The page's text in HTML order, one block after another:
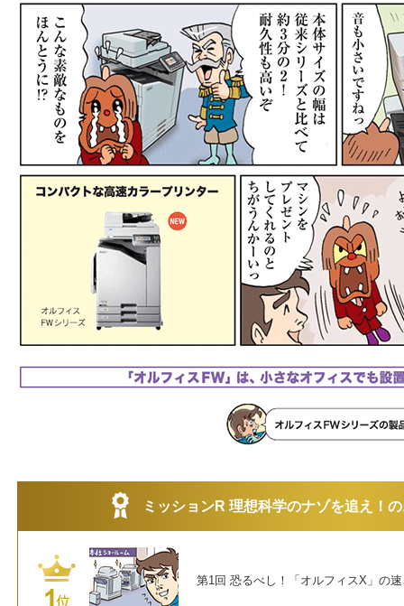
ミッションR 理想科学のナゾを追え！
第1回 恐るべし！「オルフィスX」の